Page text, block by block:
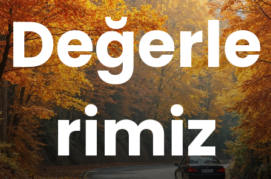
Değerle
rimiz